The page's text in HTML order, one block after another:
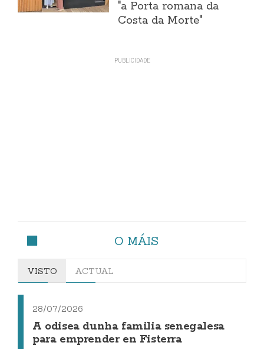
"a Porta romana da
Costa da Morte"
O MÁIS
VISTO ACTUAL
28/07/2026
A odisea dunha familia senegalesa
para emprender en Fisterra